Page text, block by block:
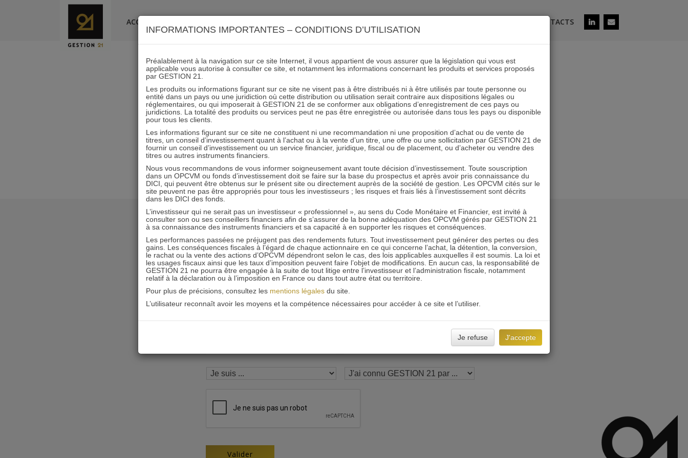
ACCUEIL CONTACTS
actualité_juin_2016_bilanS1IMMOBILIER21_GF-2-
e1511363254248
04.12.2017 - Partagez l'article sur
RESTER INFORMÉ
Recevoir nos newsletters
INFORMATIONS IMPORTANTES – CONDITIONS D’UTILISATION
Préalablement à la navigation sur ce site Internet, il vous appartient de vous assurer que la législation qui vous est
applicable vous autorise à consulter ce site, et notamment les informations concernant les produits et services proposés
par GESTION 21.
Les produits ou informations figurant sur ce site ne visent pas à être distribués ni à être utilisés par toute personne ou
entité dans un pays ou une juridiction où cette distribution ou utilisation serait contraire aux dispositions légales ou
réglementaires, ou qui imposerait à GESTION 21 de se conformer aux obligations d’enregistrement de ces pays ou
juridictions. La totalité des produits ou services peut ne pas être enregistrée ou autorisée dans tous les pays ou disponible
pour tous les clients.
Les informations figurant sur ce site ne constituent ni une recommandation ni une proposition d’achat ou de vente de
titres, un conseil d’investissement quant à l’achat ou à la vente d’un titre, une offre ou une sollicitation par GESTION 21 de
fournir un conseil d’investissement ou un service financier, juridique, fiscal ou de placement, ou d’acheter ou vendre des
titres ou autres instruments financiers.
Nous vous recommandons de vous informer soigneusement avant toute décision d’investissement. Toute souscription
dans un OPCVM ou fonds d’investissement doit se faire sur la base du prospectus et après avoir pris connaissance du
DICI, qui peuvent être obtenus sur le présent site ou directement auprès de la société de gestion. Les OPCVM cités sur le
site peuvent ne pas être appropriés pour tous les investisseurs ; les risques et frais liés à l’investissement sont décrits
dans les DICI des fonds.
L’investisseur qui ne serait pas un investisseur « professionnel », au sens du Code Monétaire et Financier, est invité à
consulter son ou ses conseillers financiers afin de s’assurer de la bonne adéquation des OPCVM gérés par GESTION 21
à sa connaissance des instruments financiers et sa capacité à en supporter les risques et conséquences.
Les performances passées ne préjugent pas des rendements futurs. Tout investissement peut générer des pertes ou des
gains. Les conséquences fiscales à l’égard de chaque actionnaire en ce qui concerne l’achat, la détention, la conversion,
le rachat ou la vente des actions d’OPCVM dépendront selon le cas, des lois applicables auxquelles il est soumis. La loi et
les usages fiscaux ainsi que les taux d’imposition peuvent faire l’objet de modifications. En aucun cas, la responsabilité de
GESTION 21 ne pourra être engagée à la suite de tout litige entre l’investisseur et l’administration fiscale, notamment
relatif à la déclaration ou à l’imposition en France ou dans tout autre état ou territoire.
Pour plus de précisions, consultez les mentions légalesdu site.
L’utilisateur reconnaît avoir les moyens et la compétence nécessaires pour accéder à ce site et l’utiliser.
Je refuse J'accepte